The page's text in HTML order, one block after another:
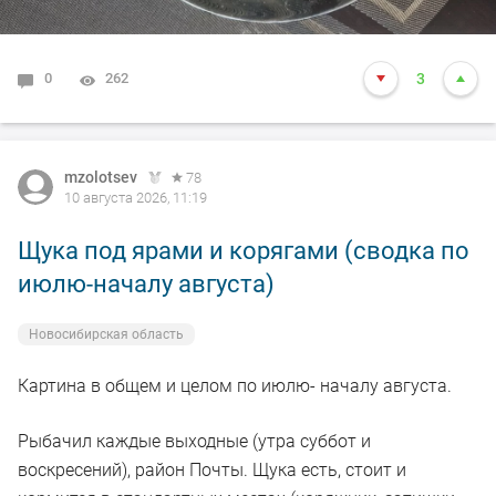
0 262 3
mzolotsev
78
10 августа 2026, 11:19
Щука под ярами и корягами (сводка по
июлю-началу августа)
Новосибирская область
Картина в общем и целом по июлю- началу августа.
Рыбачил каждые выходные (утра суббот и
воскресений), район Почты. Щука есть, стоит и